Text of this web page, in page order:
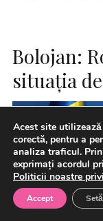
Bolojan:
situaţia
Acest site
corectă, pentru a
analiza traficul.
exprimați acordul
Politicii noastre
Accept